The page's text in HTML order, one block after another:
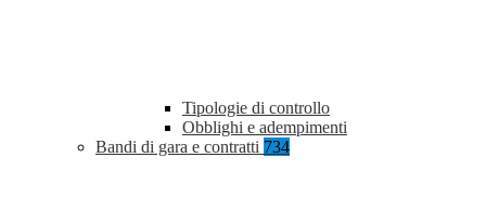
Tipologie di controllo
Obblighi e adempimenti
Bandi di gara e contratti 734